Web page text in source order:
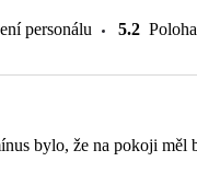
personálu 5.2 Poloha
bylo, že na pokoji měl